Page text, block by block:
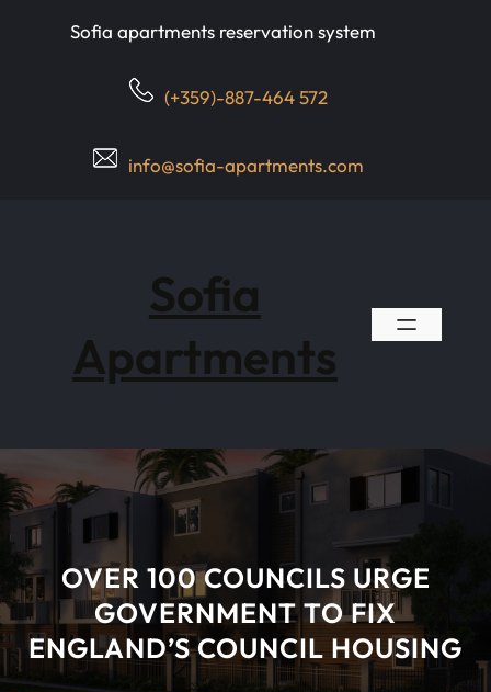
Sofia apartments reservation system
(+359)-887-464 572
info@sofia-apartments.com
Sofia
Apartments
OVER 100 COUNCILS URGE
GOVERNMENT TO FIX
ENGLAND’S COUNCIL HOUSING